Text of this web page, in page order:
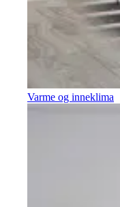
Varme og inneklima